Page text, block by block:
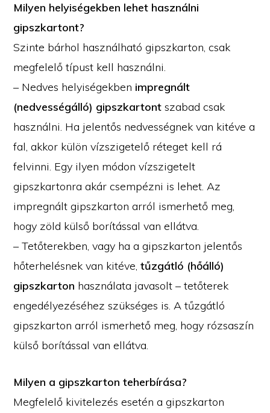
Milyen helyiségekben lehet használni
gipszkartont?
Szinte bárhol használható gipszkarton, csak
megfelelő típust kell használni.
– Nedves helyiségekben impregnált
(nedvességálló) gipszkartont szabad csak
használni. Ha jelentős nedvességnek van kitéve a
fal, akkor külön vízszigetelő réteget kell rá
felvinni. Egy ilyen módon vízszigetelt
gipszkartonra akár csempézni is lehet. Az
impregnált gipszkarton arról ismerhető meg,
hogy zöld külső borítással van ellátva.
– Tetőterekben, vagy ha a gipszkarton jelentős
hőterhelésnek van kitéve,tűzgátló (hőálló)
gipszkarton használata javasolt – tetőterek
engedélyezéséhez szükséges is. A tűzgátló
gipszkarton arról ismerhető meg, hogy rózsaszín
külső borítással van ellátva.
Milyen a gipszkarton teherbírása?
Megfelelő kivitelezés esetén a gipszkarton